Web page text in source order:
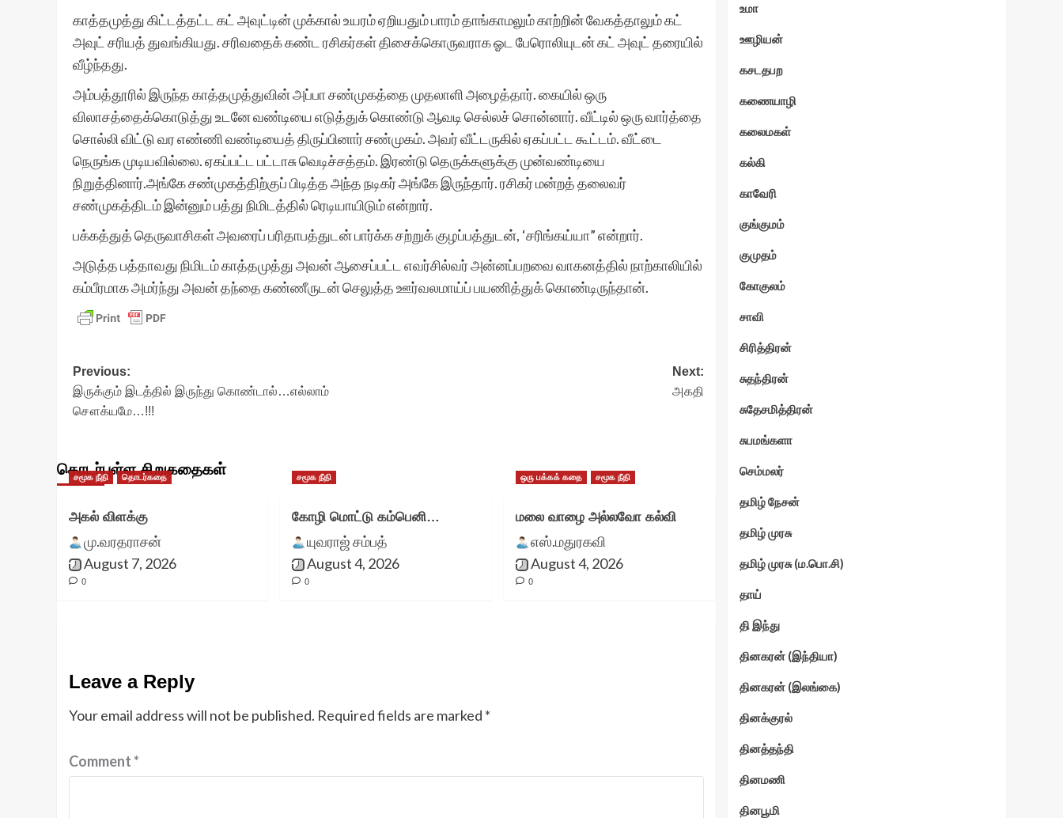
காத்தமுத்து கிட்டத்தட்ட கட் அவுட்டின் முக்கால் உயரம் ஏறியதும் பாரம் தாங்காமலும் காற்றின் வேகத்தாலும் கட்
அவுட் சரியத் துவங்கியது. சரிவதைக் கண்ட ரசிகர்கள் திசைக்கொருவராக ஓட பேரொலியுடன் கட் அவுட் தரையில்
வீழ்ந்தது.
அம்பத்தூரில் இருந்த காத்தமுத்துவின் அப்பா சண்முகத்தை முதலாளி அழைத்தார். கையில் ஒரு
விலாசத்தைக்கொடுத்து உடனே வண்டியை எடுத்துக் கொண்டு ஆவடி செல்லச் சொன்னார். வீட்டில் ஒரு வார்த்தை
சொல்லி விட்டு வர எண்ணி வண்டியைத் திருப்பினார் சண்முகம். அவர் வீட்டருகில் ஏகப்பட்ட கூட்டம். வீட்டை
நெருங்க முடியவில்லை. ஏகப்பட்ட பட்டாசு வெடிச்சத்தம். இரண்டு தெருக்களுக்கு முன்வண்டியை
நிறுத்தினார்.அங்கே சண்முகத்திற்குப் பிடித்த அந்த நடிகர் அங்கே இருந்தார். ரசிகர் மன்றத் தலைவர்
சண்முகத்திடம் இன்னும் பத்து நிமிடத்தில் ரெடியாயிடும் என்றார்.
பக்கத்துத் தெருவாசிகள் அவரைப் பரிதாபத்துடன் பார்க்க சற்றுக் குழப்பத்துடன், ‘சரிங்கய்யா” என்றார்.
அடுத்த பத்தாவது நிமிடம் காத்தமுத்து அவன் ஆசைப்பட்ட எவர்சில்வர் அன்னப்பறவை வாகனத்தில் நாற்காலியில்
கம்பீரமாக அமர்ந்து அவன் தந்தை கண்ணீருடன் செலுத்த ஊர்வலமாய்ப் பயணித்துக் கொண்டிருந்தான்.
Post
navigation
Previous:
இருக்கும் இடத்தில் இருந்து கொண்டால்…எல்லாம்
சௌக்யமே…!!!
Next:
அகதி
தொடர்புள்ள சிறுகதைகள்
சமூக நீதி தொடர்கதை
அகல் விளக்கு
மு.வரதராசன்
August 7, 2026
0
சமூக நீதி
கோழி மொட்டு கம்பெனி…
யுவராஜ் சம்பத்
August 4, 2026
0
ஒரு பக்கக் கதை சமூக நீதி
மலை வாழை அல்லவோ கல்வி
எஸ்.மதுரகவி
August 4, 2026
0
Leave a Reply
Your email address will not be published. Required fields are marked *
Comment*
உமா
ஊழியன்
கசடதபற
கணையாழி
கலைமகள்
கல்கி
காவேரி
குங்குமம்
குமுதம்
கோகுலம்
சாவி
சிரித்திரன்
சுதந்திரன்
சுதேசமித்திரன்
சுபமங்களா
செம்மலர்
தமிழ் நேசன்
தமிழ் முரசு
தமிழ் முரசு (ம.பொ.சி)
தாய்
தி இந்து
தினகரன் (இந்தியா)
தினகரன் (இலங்கை)
தினக்குரல்
தினத்தந்தி
தினமணி
தினபூமி